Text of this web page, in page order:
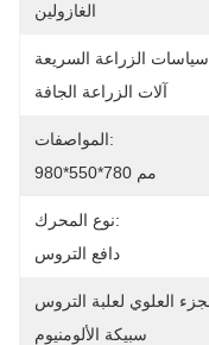
الغازولين
آلات الزراعة الجافة
المواصفات:
980*550*780 مم
نوع المحرك:
دافع التروس
سبيكة الألومنيوم